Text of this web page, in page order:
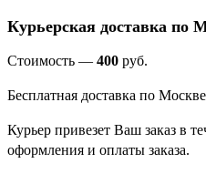
Курьерская доставка по
Стоимость — 400 руб.
Бесплатная доставка по
Курьер привезет Ваш заказ в
оформления и оплаты заказа.